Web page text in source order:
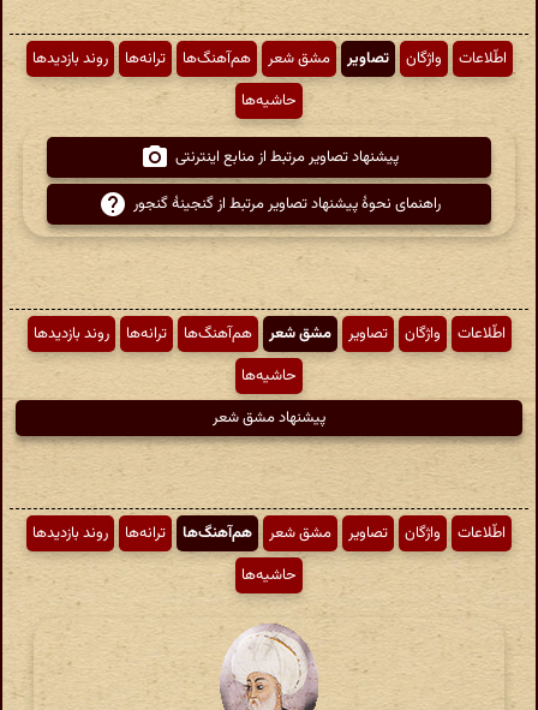
اطّلاعات واژگان تصاویر مشق شعر هم‌آهنگ‌ها ترانه‌ها
روند بازدیدها
حاشیه‌ها
پیشنهاد تصاویر مرتبط از منابع اینترنتی
راهنمای نحوهٔ پیشنهاد تصاویر مرتبط از گنجینهٔ گنجور
اطّلاعات واژگان تصاویر مشق شعر هم‌آهنگ‌ها ترانه‌ها
روند بازدیدها
حاشیه‌ها
پیشنهاد مشق شعر
اطّلاعات واژگان تصاویر مشق شعر هم‌آهنگ‌ها ترانه‌ها
روند بازدیدها
حاشیه‌ها